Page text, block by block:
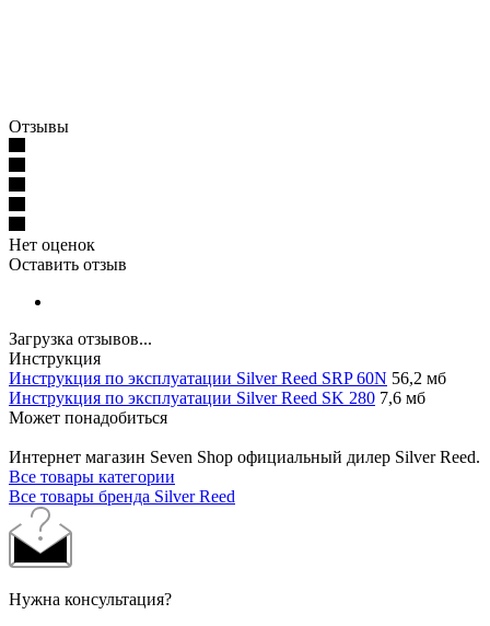
Отзывы
Нет оценок
Оставить отзыв
Загрузка отзывов...
Инструкция
Инструкция по эксплуатации Silver Reed SRP 60N 56,2 мб
Инструкция по эксплуатации Silver Reed SK 280 7,6 мб
Может понадобиться
Интернет магазин Seven Shop официальный дилер Silver Reed.
Все товары категории
Все товары бренда Silver Reed
Нужна консультация?